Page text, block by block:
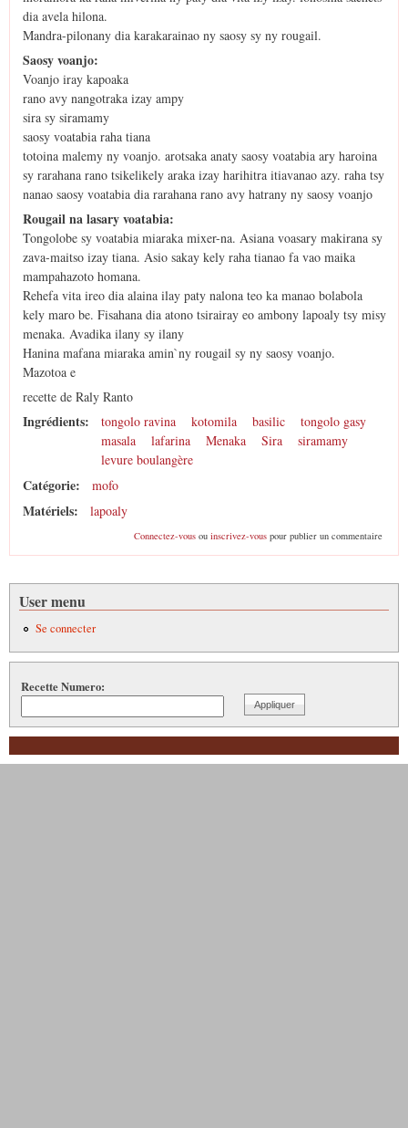
dia avela hilona.
Mandra-pilonany dia karakarainao ny saosy sy ny rougail.
Saosy voanjo:
Voanjo iray kapoaka
rano avy nangotraka izay ampy
sira sy siramamy
saosy voatabia raha tiana
totoina malemy ny voanjo. arotsaka anaty saosy voatabia ary haroina
sy rarahana rano tsikelikely araka izay harihitra itiavanao azy. raha tsy
nanao saosy voatabia dia rarahana rano avy hatrany ny saosy voanjo
Rougail na lasary voatabia:
Tongolobe sy voatabia miaraka mixer-na. Asiana voasary makirana sy
zava-maitso izay tiana. Asio sakay kely raha tianao fa vao maika
mampahazoto homana.
Rehefa vita ireo dia alaina ilay paty nalona teo ka manao bolabola
kely maro be. Fisahana dia atono tsirairay eo ambony lapoaly tsy misy
menaka. Avadika ilany sy ilany
Hanina mafana miaraka amin`ny rougail sy ny saosy voanjo.
Mazotoa e
recette de Raly Ranto
Ingrédients: tongolo ravina kotomila basilic
tongolo gasy
masala
lafarina Menaka Sira
siramamy
levure boulangère
Catégorie: mofo
Matériels: lapoaly
Connectez-vousou inscrivez-vouspour publier un commentaire
User menu
Se connecter
Recette Numero: